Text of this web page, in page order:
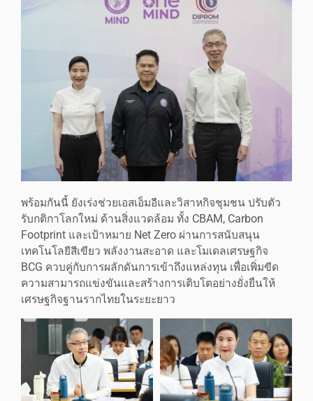
พร้อมกันนี้ ยังเร่งช่วยเอสเอ็มอีและวิสาหกิจชุมชน ปรับตัว
รับกติกาโลกใหม่ ด้านสิ่งแวดล้อม ทั้ง CBAM, Carbon
Footprint และเป้าหมาย Net Zero ผ่านการสนับสนุน
เทคโนโลยีสีเขียว พลังงานสะอาด และโมเดลเศรษฐกิจ
BCG ควบคู่กับการผลักดันการเข้าถึงแหล่งทุน เพื่อเพิ่มขีด
ความสามารถแข่งขันและสร้างการเติบโตอย่างยั่งยืนให้
เศรษฐกิจฐานรากไทยในระยะยาว